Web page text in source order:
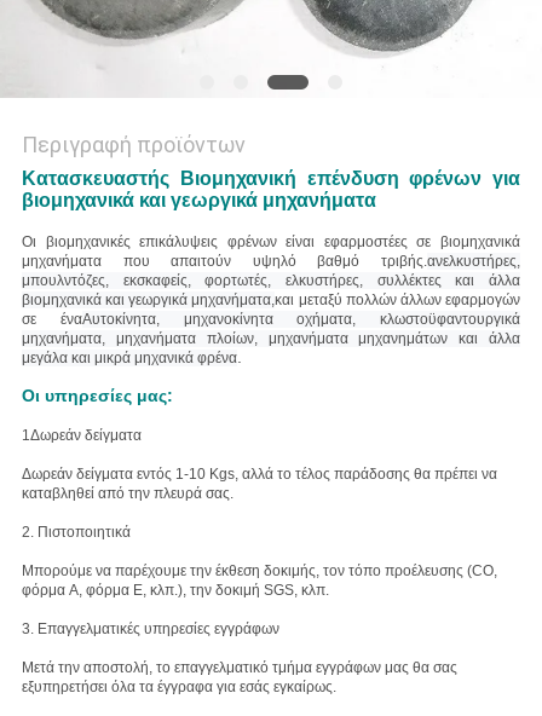
Περιγραφή προϊόντων
Κατασκευαστής Βιομηχανική επένδυση φρένων για
βιομηχανικά και γεωργικά μηχανήματα
Οι βιομηχανικές επικάλυψεις φρένων είναι εφαρμοστέες σε βιομηχανικά
μηχανήματα που απαιτούν υψηλό βαθμό τριβής.ανελκυστήρες,
μπουλντόζες, εκσκαφείς, φορτωτές, ελκυστήρες, συλλέκτες και άλλα
βιομηχανικά και γεωργικά μηχανήματα,και μεταξύ πολλών άλλων εφαρμογών
σε έναΑυτοκίνητα, μηχανοκίνητα οχήματα, κλωστοϋφαντουργικά
μηχανήματα, μηχανήματα πλοίων, μηχανήματα μηχανημάτων και άλλα
μεγάλα και μικρά μηχανικά φρένα.
Οι υπηρεσίες μας:
1Δωρεάν δείγματα
Δωρεάν δείγματα εντός 1-10 Kgs, αλλά το τέλος παράδοσης θα πρέπει να
καταβληθεί από την πλευρά σας.
2. Πιστοποιητικά
Μπορούμε να παρέχουμε την έκθεση δοκιμής, τον τόπο προέλευσης (CO,
φόρμα A, φόρμα E, κλπ.), την δοκιμή SGS, κλπ.
3. Επαγγελματικές υπηρεσίες εγγράφων
Μετά την αποστολή, το επαγγελματικό τμήμα εγγράφων μας θα σας
εξυπηρετήσει όλα τα έγγραφα για εσάς εγκαίρως.